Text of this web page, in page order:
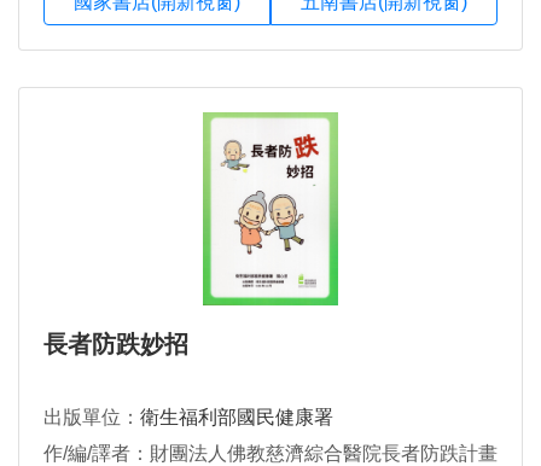
長者防跌妙招
出版單位： 衛生福利部國民健康署
作/編/譯者：財團法人佛教慈濟綜合醫院長者防跌計畫